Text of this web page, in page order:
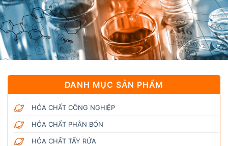
DANH MỤC SẢN PHẨM
HÓA CHẤT CÔNG NGHIỆP
HÓA CHẤT PHÂN BÓN
HÓA CHẤT TẨY RỬA